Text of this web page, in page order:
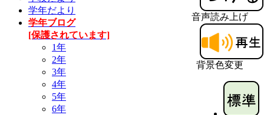
音声読み上げ
背景色変更
学年だより
学年ブログ
[保護されています]
1年
2年
3年
4年
5年
6年